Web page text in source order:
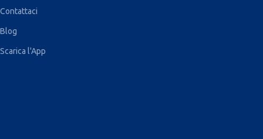
Contattaci
Blog
Scarica l'App